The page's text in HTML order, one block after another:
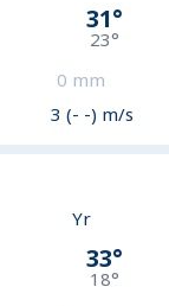
31°
23°
0 mm
3 (- -) m/s
Yr
33°
18°